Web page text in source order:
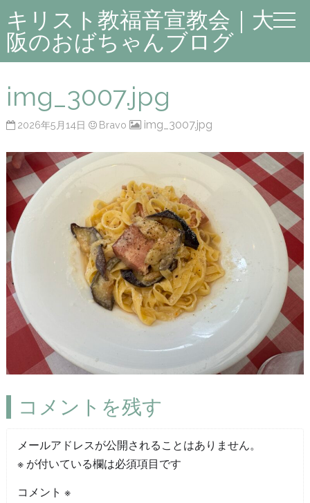
キリスト教福音宣教会｜大
阪のおばちゃんブログ
img_3007.jpg
2026年5月14日 Bravo img_3007.jpg
コメントを残す
メールアドレスが公開されることはありません。
※が付いている欄は必須項目です
コメント ※